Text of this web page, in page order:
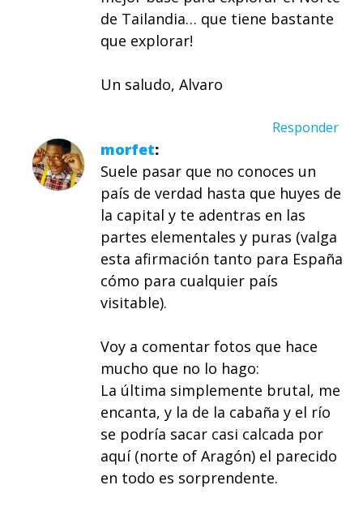
de Tailandia… que tiene bastante
que explorar!
Un saludo, Alvaro
Responder
morfet
Suele pasar que no conoces un
país de verdad hasta que huyes de
la capital y te adentras en las
partes elementales y puras (valga
esta afirmación tanto para España
cómo para cualquier país
visitable).
Voy a comentar fotos que hace
mucho que no lo hago:
La última simplemente brutal, me
encanta, y la de la cabaña y el río
se podría sacar casi calcada por
aquí (norte of Aragón) el parecido
en todo es sorprendente.